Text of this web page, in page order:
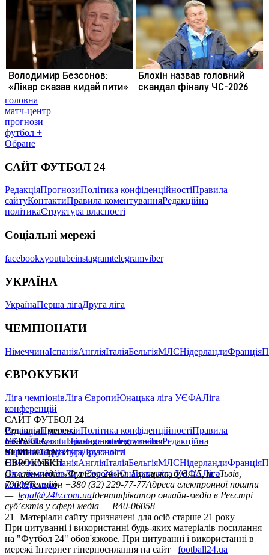
головна
матч-центр
прогнози
футбол +
Обране
САЙТ ФУТБОЛ 24
РедакціяПрогнозиПолітика конфіденційностіПравила
сайтуКонтактиПравила коментуванняРедакційна
політикаСтруктура власності
Соціальні мережі
facebookxyoutubeinstagramtelegramviber
УКРАЇНА
УкраїнаПерша лігаДруга ліга
ЧЕМПІОНАТИ
НімеччинаІспаніяАнгліяІталіяБельгіяМЛСНідерландиФранція
ЄВРОКУБКИ
Ліга чемпіонівЛіга ЄвропиЮнацька ліга УЄФАЛіга
конференцій
САЙТ ФУТБОЛ 24
РедакціяПрогнозиПолітика конфіденційностіПравила
сайтуКонтактиПравила коментуванняРедакційна
політикаСтруктура власності
Соціальні мережі
facebookxyoutubeinstagramtelegramviber
УКРАЇНА
УкраїнаПерша лігаДруга ліга
ЧЕМПІОНАТИ
НімеччинаІспаніяАнгліяІталіяБельгіяМЛСНідерландиФранція
ЄВРОКУБКИ
Ліга чемпіонівЛіга ЄвропиЮнацька ліга УЄФАЛіга
конференцій
Онлайн-медіа «Футбол 24»пл. Галицька, буд. 15, м. Львів,
79008Телефон +380 (32) 229-77-77Адреса електронної пошти
— legal@24tv.com.uaІдентифікатор онлайн-медіа в Реєстрі
суб’єктів у сфері медіа — R40-06058
21+Матеріали сайту призначені для осіб старше 21 року
При цитуванні і використанні будь-яких матеріалів посилання
на "Футбол 24" обов'язкове. При цитуванні і використанні в
мережі Інтернет гіперпосилання на сайт
football24.ua